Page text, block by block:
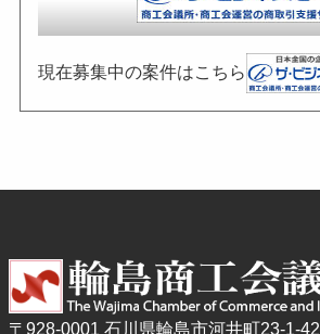
現在募集中の案件はこちら
〒928-0001 石川県輪島市河井町23-1-42